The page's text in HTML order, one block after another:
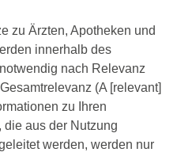
zu Ärzten, Apotheken und
innerhalb des
nach Relevanz
(A [relevant]
zu Ihren
die aus der Nutzung
werden, werden nur